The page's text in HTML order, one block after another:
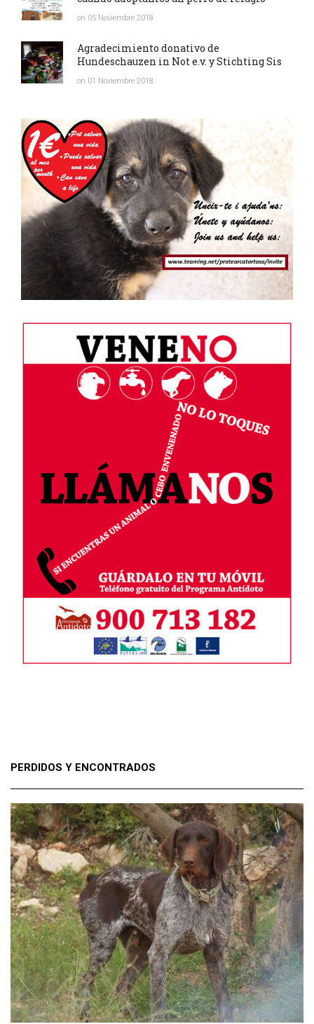
on 05 Noviembre 2018
Agradecimiento donativo de
Hundeschauzen in Not e.v. y Stichting Sis
on 01 Noviembre 2018
PERDIDOS Y ENCONTRADOS